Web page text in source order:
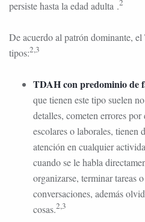
persiste hasta la edad adulta .2
De acuerdo al patrón dominante,
tipos:2,3
TDAH con predominio de
que tienen este tipo suelen
detalles, cometen errores por
escolares o laborales, tienen
atención en cualquier
cuando se le habla
organizarse, terminar tareas
conversaciones, además
cosas.2,3